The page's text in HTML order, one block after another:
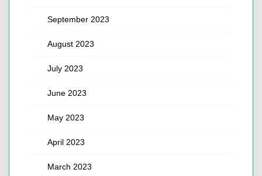
September 2023
August 2023
July 2023
June 2023
May 2023
April 2023
March 2023